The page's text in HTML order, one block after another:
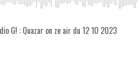
G! : Quazar on ze air du 12 10 2023